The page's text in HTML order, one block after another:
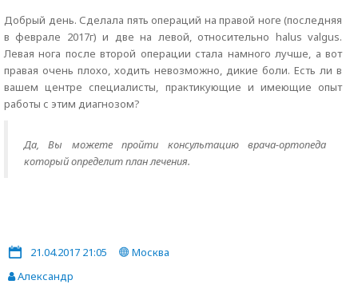
Добрый день. Сделала пять операций на правой ноге (последняя
в феврале 2017г) и две на левой, относительно halus valgus.
Левая нога после второй операции стала намного лучше, а вот
правая очень плохо, ходить невозможно, дикие боли. Есть ли в
вашем центре специалисты, практикующие и имеющие опыт
работы с этим диагнозом?
Да, Вы можете пройти консультацию врача-ортопеда
который определит план лечения.
21.04.2017 21:05
Москва
Александр